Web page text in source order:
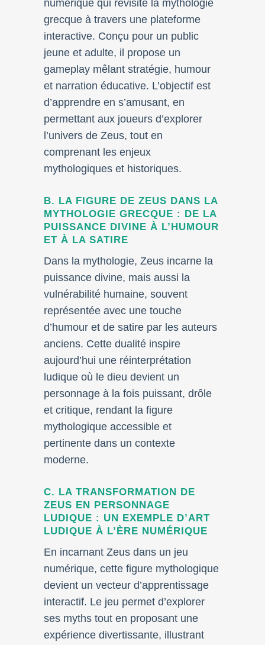
numérique qui revisite la mythologie
grecque à travers une plateforme
interactive. Conçu pour un public
jeune et adulte, il propose un
gameplay mêlant stratégie, humour
et narration éducative. L’objectif est
d’apprendre en s’amusant, en
permettant aux joueurs d’explorer
l’univers de Zeus, tout en
comprenant les enjeux
mythologiques et historiques.
B. LA FIGURE DE ZEUS DANS LA
MYTHOLOGIE GRECQUE : DE LA
PUISSANCE DIVINE À L’HUMOUR
ET À LA SATIRE
Dans la mythologie, Zeus incarne la
puissance divine, mais aussi la
vulnérabilité humaine, souvent
représentée avec une touche
d’humour et de satire par les auteurs
anciens. Cette dualité inspire
aujourd’hui une réinterprétation
ludique où le dieu devient un
personnage à la fois puissant, drôle
et critique, rendant la figure
mythologique accessible et
pertinente dans un contexte
moderne.
C. LA TRANSFORMATION DE
ZEUS EN PERSONNAGE
LUDIQUE : UN EXEMPLE D’ART
LUDIQUE À L’ÈRE NUMÉRIQUE
En incarnant Zeus dans un jeu
numérique, cette figure mythologique
devient un vecteur d’apprentissage
interactif. Le jeu permet d’explorer
ses myths tout en proposant une
expérience divertissante, illustrant